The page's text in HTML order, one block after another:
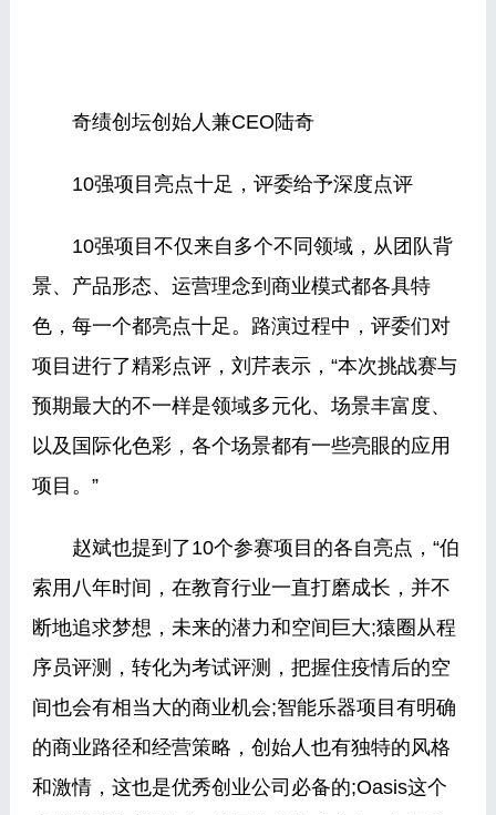
奇绩创坛创始人兼CEO陆奇
10强项目亮点十足，评委给予深度点评
10强项目不仅来自多个不同领域，从团队背
景、产品形态、运营理念到商业模式都各具特
色，每一个都亮点十足。路演过程中，评委们对
项目进行了精彩点评，刘芹表示，“本次挑战赛与
预期最大的不一样是领域多元化、场景丰富度、
以及国际化色彩，各个场景都有一些亮眼的应用
项目。”
赵斌也提到了10个参赛项目的各自亮点，“伯
索用八年时间，在教育行业一直打磨成长，并不
断地追求梦想，未来的潜力和空间巨大;猿圈从程
序员评测，转化为考试评测，把握住疫情后的空
间也会有相当大的商业机会;智能乐器项目有明确
的商业路径和经营策略，创始人也有独特的风格
和激情，这也是优秀创业公司必备的;Oasis这个